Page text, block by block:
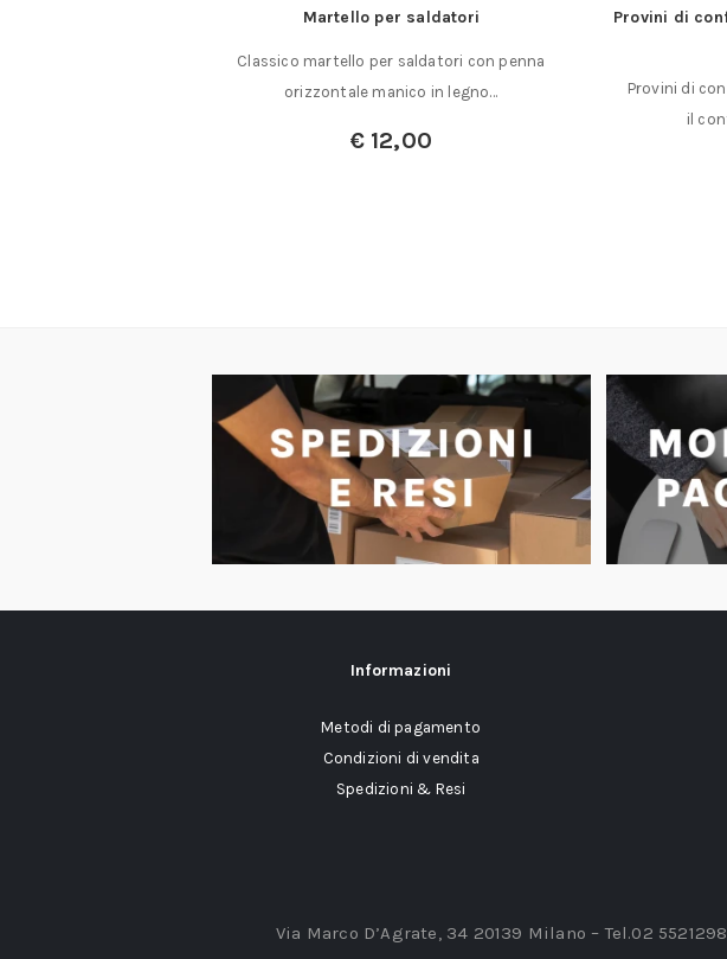
Martello per saldatori
Classico martello per saldatori con penna
orizzontale manico in legno…
€12,00
Provini di
Provini di
il
Informazioni
Metodi di pagamento
Condizioni di vendita
Spedizioni & Resi
Via Marco D’Agrate, 34 20139 Milano – Tel.02